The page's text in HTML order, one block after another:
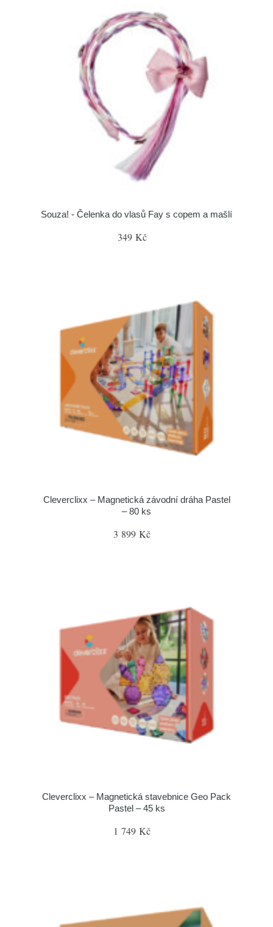
Souza! - Čelenka do vlasů Fay s copem a mašlí
349 Kč
Cleverclixx – Magnetická závodní dráha Pastel
– 80 ks
3 899 Kč
Cleverclixx – Magnetická stavebnice Geo Pack
Pastel – 45 ks
1 749 Kč